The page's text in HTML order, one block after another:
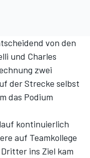
von den
und Charles
zwei
der Strecke selbst
das Podium
kontinuierlich
auf Teamkollege
ins Ziel kam